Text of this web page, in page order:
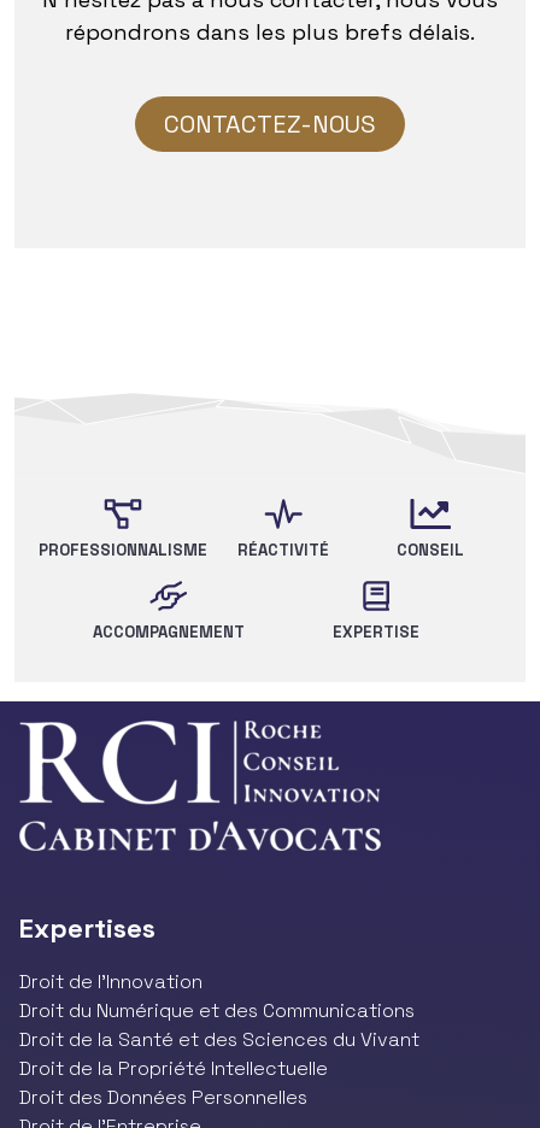
répondrons dans les plus brefs délais.
CONTACTEZ-NOUS
PROFESSIONNALISME RÉACTIVITÉ CONSEIL
ACCOMPAGNEMENT EXPERTISE
Expertises
Droit de l’Innovation
Droit du Numérique et des Communications
Droit de la Santé et des Sciences du Vivant
Droit de la Propriété Intellectuelle
Droit des Données Personnelles